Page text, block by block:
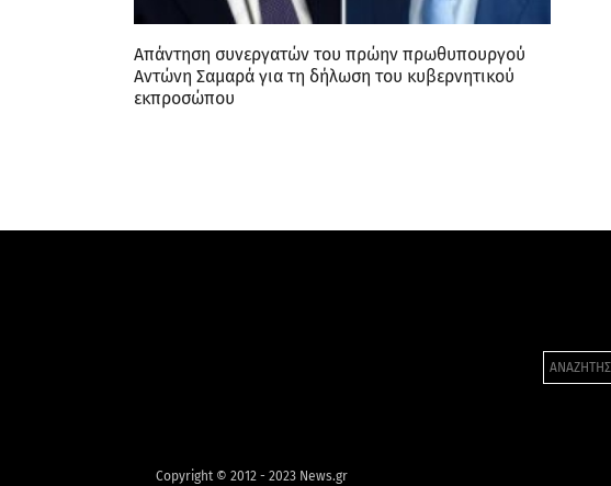
Απάντηση συνεργατών του πρώην πρωθυπουργού
Αντώνη Σαμαρά για τη δήλωση του κυβερνητικού
εκπροσώπου
Copyright © 2012 - 2023 News.gr